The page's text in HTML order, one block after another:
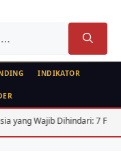
INDIKATOR
Dihindari: 7 Fatal